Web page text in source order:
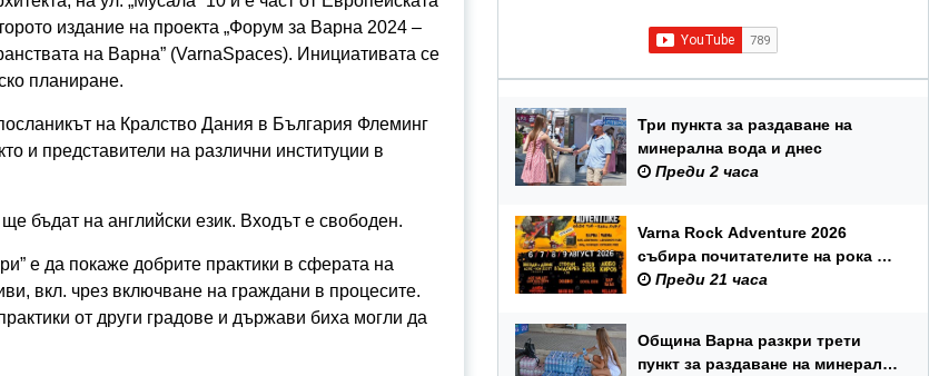
издание на проекта „Форум за Варна 2024 –
на Варна” (VarnaSpaces). Инициативата се
планиране.
на Кралство Дания в България Флеминг
и представители на различни институции в
бъдат на английски език. Входът е свободен.
е да покаже добрите практики в сферата на
вкл. чрез включване на граждани в процесите.
от други градове и държави биха могли да
Три пункта за раздаване на
минерална вода и днес
Преди 2 часа
Varna Rock Adventure 2026
събира почитателите на рока от
6 до 9 август в Аспарухов парк
Преди 21 часа
Община Варна разкри трети
пункт за раздаване на минерална